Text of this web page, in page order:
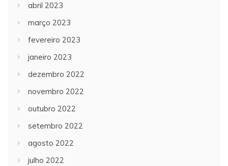
abril 2023
março 2023
fevereiro 2023
janeiro 2023
dezembro 2022
novembro 2022
outubro 2022
setembro 2022
agosto 2022
julho 2022